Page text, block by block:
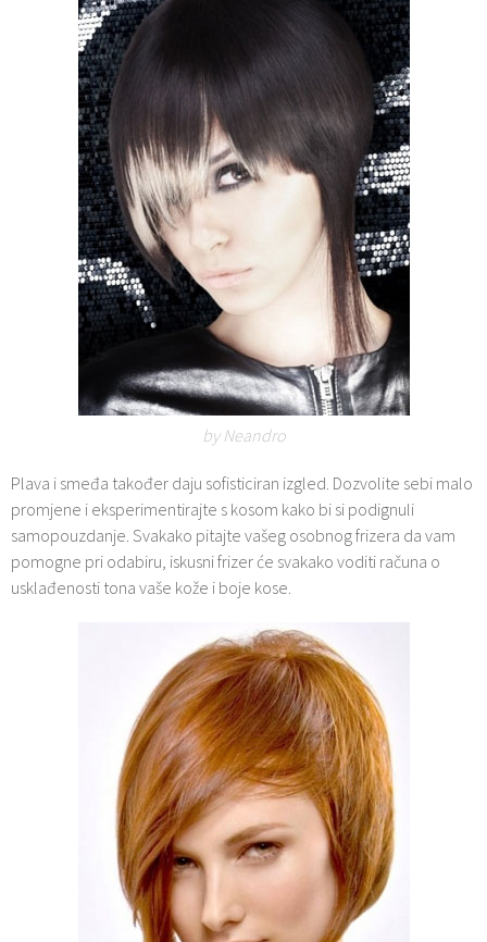
by Neandro
Plava i smeđa također daju sofisticiran izgled. Dozvolite sebi malo
promjene i eksperimentirajte s kosom kako bi si podignuli
samopouzdanje. Svakako pitajte vašeg osobnog frizera da vam
pomogne pri odabiru, iskusni frizer će svakako voditi računa o
usklađenosti tona vaše kože i boje kose.